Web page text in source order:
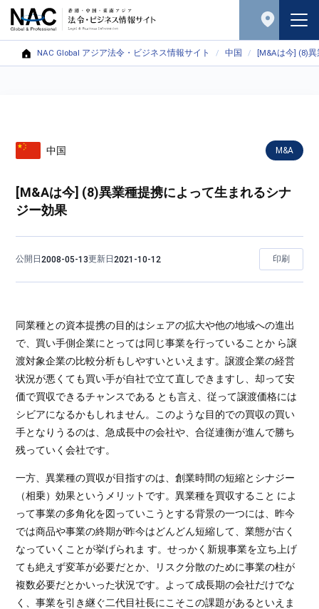
NAC Global アジア法令・ビジネス情報サイト 中国 [M&Aは今] (8)
中国 M&A
[M&Aは今] (8)異業種提携によって生まれるシナ
ジー効果
公開日2008-05-13更新日2021-10-12 印刷
同業種との資本提携の目的はシェアの拡大や他の地域への進出
で、買い手側企業にとっては同じ事業を行っていることか ら譲
渡対象企業の比較分析もしやすいといえます。譲渡企業の経営
状況が悪くても買い手が自社で立て直しできますし、却って安
価で買収できるチャンスである とも言え、従って譲渡価格には
シビアになるかもしれません。このような目的での買収の買い
手となりうるのは、急成長中の会社や、合従連衡が進んで勝ち
残っていく会社です。
一方、異業種の買収が目指すのは、創業時間の短縮とシナジー
（相乗）効果というメリットです。異業種を買収すること によ
って事業の多角化を図っていこうとする背景の一つには、昨今
では商品や事業の終期が昨今はどんどん短縮して、業態が古く
なっていくことが挙げられま す。せっかく新規事業を立ち上げ
ても絶えず変革が必要だとか、リスク分散のために事業の柱が
複数必要だとかいった状況です。よって成長期の会社だけでな
く、事業を引き継ぐ二代目社長にこそこの課題があるといえま